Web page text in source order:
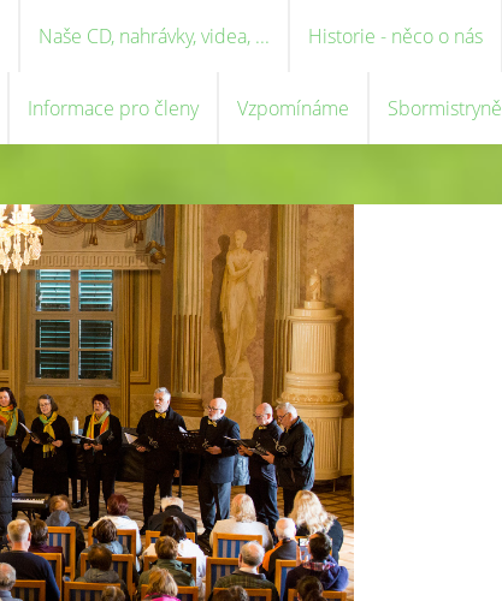
Naše CD, nahrávky, videa, ... Historie - něco o nás
Informace pro členy Vzpomínáme Sbormistryně